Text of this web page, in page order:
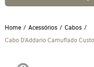
Home Acessórios
Cabos
Cabo D'Addario Camuflado